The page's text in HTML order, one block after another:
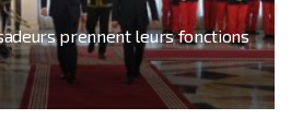
prennent leurs fonctions